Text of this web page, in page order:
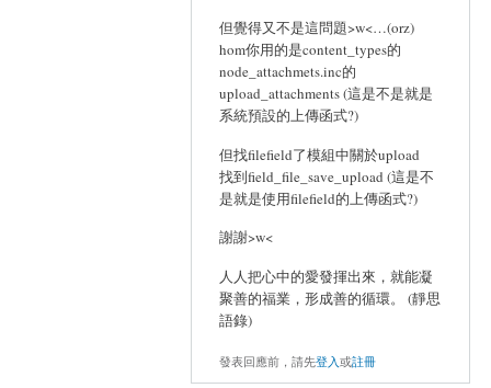
但覺得又不是這問題>w<…(orz)
hom你用的是content_types的
node_attachmets.inc的
upload_attachments (這是不是就是
系統預設的上傳函式?)
但找filefield了模組中關於upload
找到field_file_save_upload (這是不
是就是使用filefield的上傳函式?)
謝謝>w<
人人把心中的愛發揮出來，就能凝
聚善的福業，形成善的循環。 (靜思
語錄)
發表回應前，請先登入或註冊